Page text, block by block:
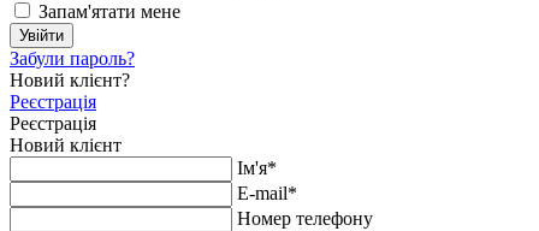
Запам'ятати мене
Увійти
Забули пароль?
Новий клієнт?
Реєстрація
Реєстрація
Новий клієнт
Ім'я*
E-mail*
Номер телефону